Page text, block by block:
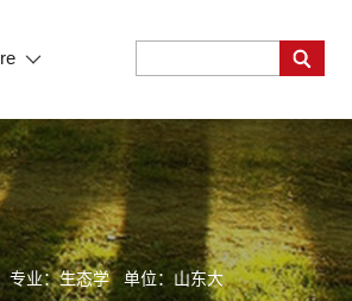
业：生态学 单位：山东大